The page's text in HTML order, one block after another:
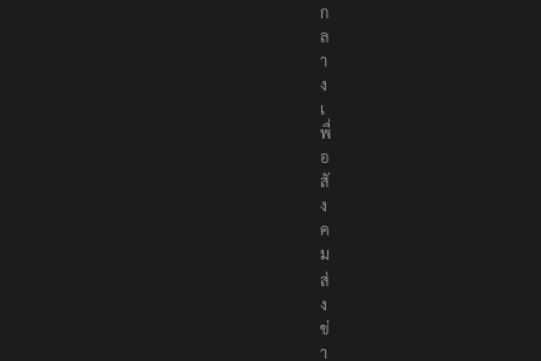
น
ก
ล
า
ง
เ
พื่
อ
สั
ง
ค
ม
ส่
ง
ข่